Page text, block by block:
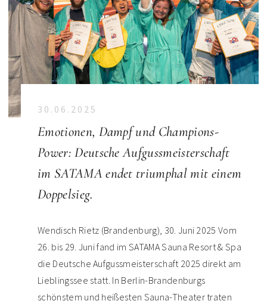
30.06.2025
Emotionen, Dampf und Champions-
Power: Deutsche Aufgussmeisterschaft
im SATAMA endet triumphal mit einem
Doppelsieg.
Wendisch Rietz (Brandenburg), 30. Juni 2025 Vom
26. bis 29. Juni fand im SATAMA Sauna Resort & Spa
die Deutsche Aufgussmeisterschaft 2025 direkt am
Lieblingssee statt. In Berlin-Brandenburgs
schönstem und heißesten Sauna-Theater traten